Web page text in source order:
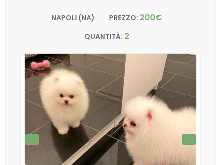
NAPOLI (NA) PREZZO: 200€
QUANTITÀ: 2